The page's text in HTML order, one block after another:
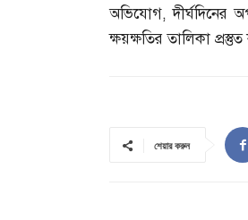
অভিযোগ,দীর্ঘদিনের
ক্ষয়ক্ষতির তালিকা
শেয়ার করুন